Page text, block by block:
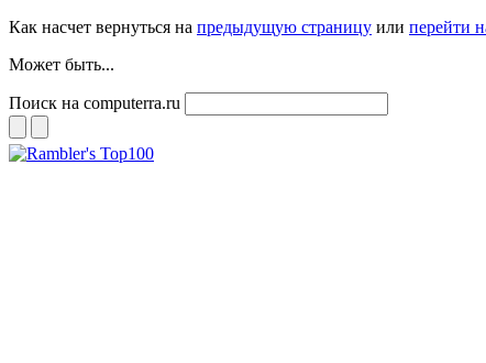
Как насчет вернуться на предыдущую страницу или перейти
Может быть...
Поиск на computerra.ru